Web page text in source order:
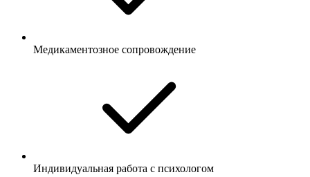
Медикаментозное сопровождение
Индивидуальная работа с психологом